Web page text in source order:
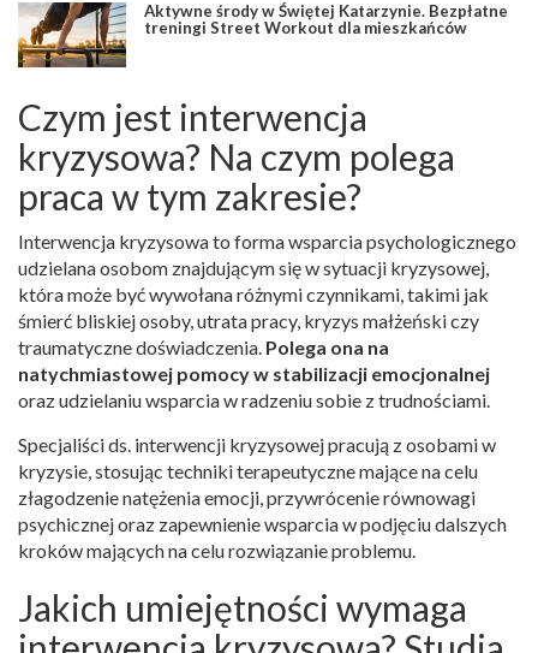
Aktywne środy w Świętej Katarzynie. Bezpłatne
treningi Street Workout dla mieszkańców
Czym jest interwencja
kryzysowa? Na czym polega
praca w tym zakresie?
Interwencja kryzysowa to forma wsparcia psychologicznego
udzielana osobom znajdującym się w sytuacji kryzysowej,
która może być wywołana różnymi czynnikami, takimi jak
śmierć bliskiej osoby, utrata pracy, kryzys małżeński czy
traumatyczne doświadczenia. Polega ona na
natychmiastowej pomocy w stabilizacji emocjonalnej
oraz udzielaniu wsparcia w radzeniu sobie z trudnościami.
Specjaliści ds. interwencji kryzysowej pracują z osobami w
kryzysie, stosując techniki terapeutyczne mające na celu
złagodzenie natężenia emocji, przywrócenie równowagi
psychicznej oraz zapewnienie wsparcia w podjęciu dalszych
kroków mających na celu rozwiązanie problemu.
Jakich umiejętności wymaga